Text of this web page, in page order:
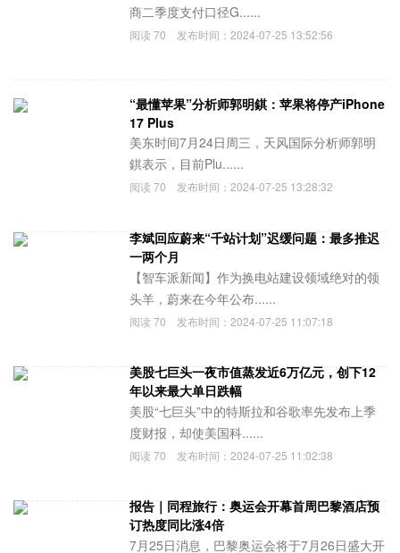
商二季度支付口径G......
阅读70 发布时间：2024-07-25 13:52:56
“最懂苹果”分析师郭明錤：苹果将停产iPhone
17 Plus
美东时间7月24日周三，天风国际分析师郭明
錤表示，目前Plu......
阅读70 发布时间：2024-07-25 13:28:32
李斌回应蔚来“千站计划”迟缓问题：最多推迟
一两个月
【智车派新闻】作为换电站建设领域绝对的领
头羊，蔚来在今年公布......
阅读70 发布时间：2024-07-25 11:07:18
美股七巨头一夜市值蒸发近6万亿元，创下12
年以来最大单日跌幅
美股“七巨头”中的特斯拉和谷歌率先发布上季
度财报，却使美国科......
阅读70 发布时间：2024-07-25 11:02:38
报告｜同程旅行：奥运会开幕首周巴黎酒店预
订热度同比涨4倍
7月25日消息，巴黎奥运会将于7月26日盛大开